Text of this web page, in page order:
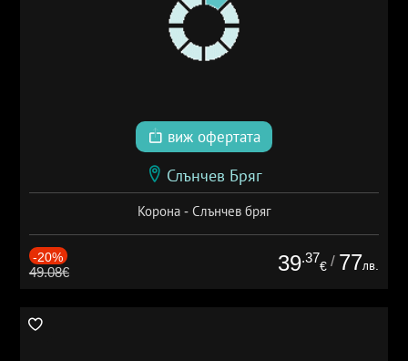
виж офертата
Слънчев Бряг
Корона - Слънчев бряг
-20%
49.08€ 39.37
€ / 77лв.